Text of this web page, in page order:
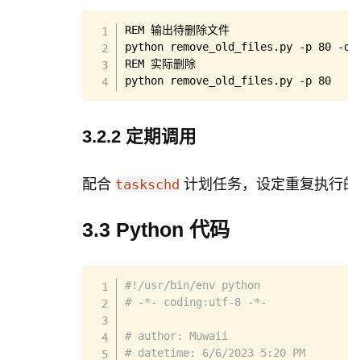
for DIR in ${DIRS[@]}; do
for MTIME in
if check_disk_usage $DIR
            remove_old_files
fi
# Check one final time if the
# 经过了上面的删除后，最后进行一次
# If so, output a
# 当此脚本被 crontab 定期执行
fi
done
REM 输出待删除文件
python remove_old_files.py -p 80 -d
REM 实际删除
python remove_old_files.py -p 80
3.2.2 定期调用
配合 taskschd 计划任务，设定重复执行
3.3 Python 代码
#!/usr/bin/env python
# -*- coding:utf-8 -*-
# author: Muwaii
# datetime: 6/6/2023 5:20 PM